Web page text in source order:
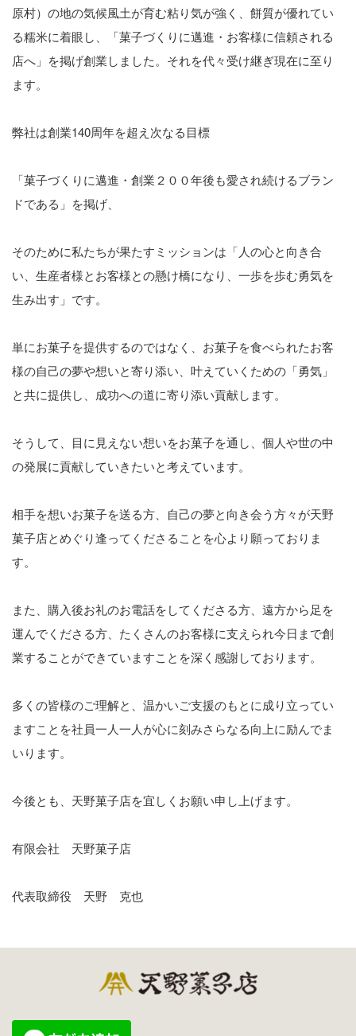
原村）の地の気候風土が育む粘り気が強く、餅質が優れてい
る糯米に着眼し、「菓子づくりに邁進・お客様に信頼される
店へ」を掲げ創業しました。それを代々受け継ぎ現在に至り
ます。
弊社は創業140周年を超え次なる目標
「菓子づくりに邁進・創業２００年後も愛され続けるブラン
ドである」を掲げ、
そのために私たちが果たすミッションは「人の心と向き合
い、生産者様とお客様との懸け橋になり、一歩を歩む勇気を
生み出す」です。
単にお菓子を提供するのではなく、お菓子を食べられたお客
様の自己の夢や想いと寄り添い、叶えていくための「勇気」
と共に提供し、成功への道に寄り添い貢献します。
そうして、目に見えない想いをお菓子を通し、個人や世の中
の発展に貢献していきたいと考えています。
相手を想いお菓子を送る方、自己の夢と向き会う方々が天野
菓子店とめぐり逢ってくださることを心より願っておりま
す。
また、購入後お礼のお電話をしてくださる方、遠方から足を
運んでくださる方、たくさんのお客様に支えられ今日まで創
業することができていますことを深く感謝しております。
多くの皆様のご理解と、温かいご支援のもとに成り立ってい
ますことを社員一人一人が心に刻みさらなる向上に励んでま
いります。
今後とも、天野菓子店を宜しくお願い申し上げます。
有限会社 天野菓子店
代表取締役 天野 克也